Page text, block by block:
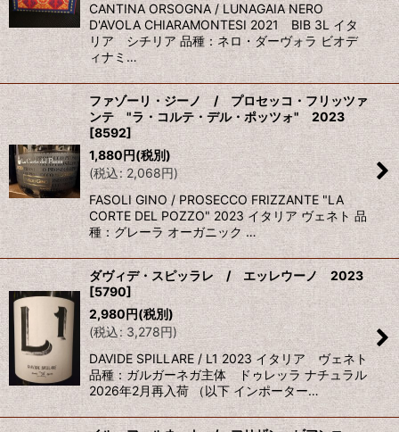
CANTINA ORSOGNA / LUNAGAIA NERO
D'AVOLA CHIARAMONTESI 2021 BIB 3L イタ
リア シチリア 品種：ネロ・ダーヴォラ ビオデ
ィナミ…
ファゾーリ・ジーノ / プロセッコ・フリッツァ
ンテ "ラ・コルテ・デル・ポッツォ" 2023
[8592]
1,880円(税別)
(税込: 2,068円)
FASOLI GINO / PROSECCO FRIZZANTE "LA
CORTE DEL POZZO" 2023 イタリア ヴェネト 品
種：グレーラ オーガニック …
ダヴィデ・スピッラレ / エッレウーノ 2023
[5790]
2,980円(税別)
(税込: 3,278円)
DAVIDE SPILLARE / L1 2023 イタリア ヴェネト
品種：ガルガーネガ主体 ドゥレッラ ナチュラル
2026年2月再入荷 （以下 インポーター…